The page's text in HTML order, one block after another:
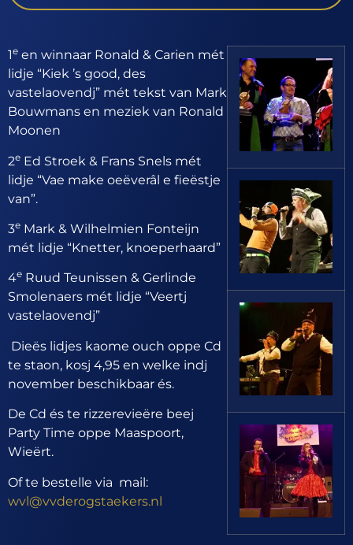
1e en winnaar Ronald & Carien mét
lidje “Kiek ’s good, des
vastelaovendj” mét tekst van Mark
Bouwmans en meziek van Ronald
Moonen
2e Ed Stroek & Frans Snels mét
lidje “Vae make oeëverâl e fieëstje
van”.
3e Mark & Wilhelmien Fonteijn
mét lidje “Knetter, knoeperhaard”
4e Ruud Teunissen & Gerlinde
Smolenaers mét lidje “Veertj
vastelaovendj”
Dieës lidjes kaome ouch oppe Cd
te staon, kosj 4,95 en welke indj
november beschikbaar és.
De Cd és te rizzerevieëre beej
Party Time oppe Maaspoort,
Wieërt.
Of te bestelle via mail:
wvl@vvderogstaekers.nl